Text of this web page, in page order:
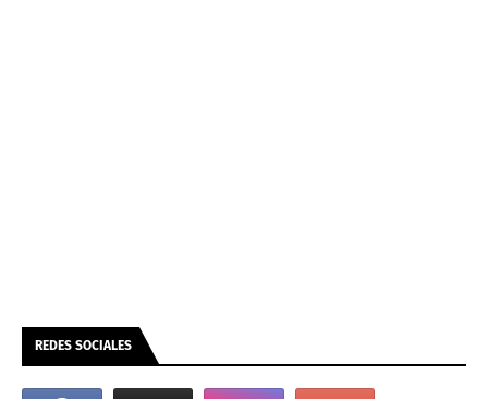
REDES SOCIALES